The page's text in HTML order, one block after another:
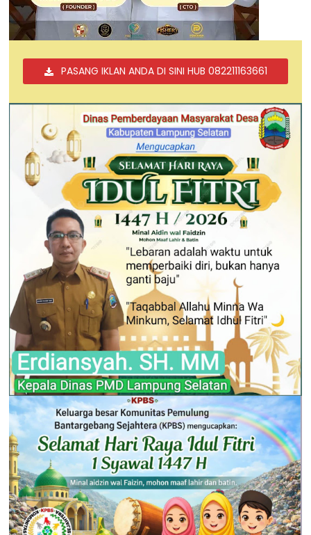
PASANG IKLAN ANDA DI SINI HUB 082211163661